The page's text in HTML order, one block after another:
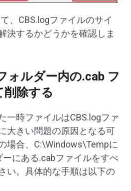
、CBS.logファイルのサイ
決するかどうかを確認しま
ォルダー内の.cab フ
削除する
一時ファイルはCBS.logファ
大きい問題の原因となる可
場合、C:\Windows\Tempに
にある.cabファイルをすべ
い。具体的な手順は以下の